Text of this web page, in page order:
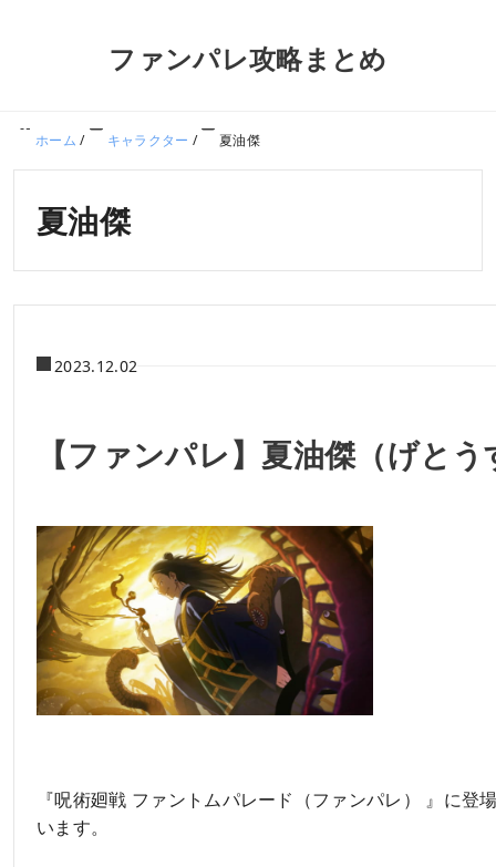
ファンパレ攻略まとめ
ホーム / キャラクター / 夏油傑
夏油傑
2023.12.02
【ファンパレ】夏油傑（げと
『呪術廻戦 ファントムパレード（ファンパレ） 』に
います。